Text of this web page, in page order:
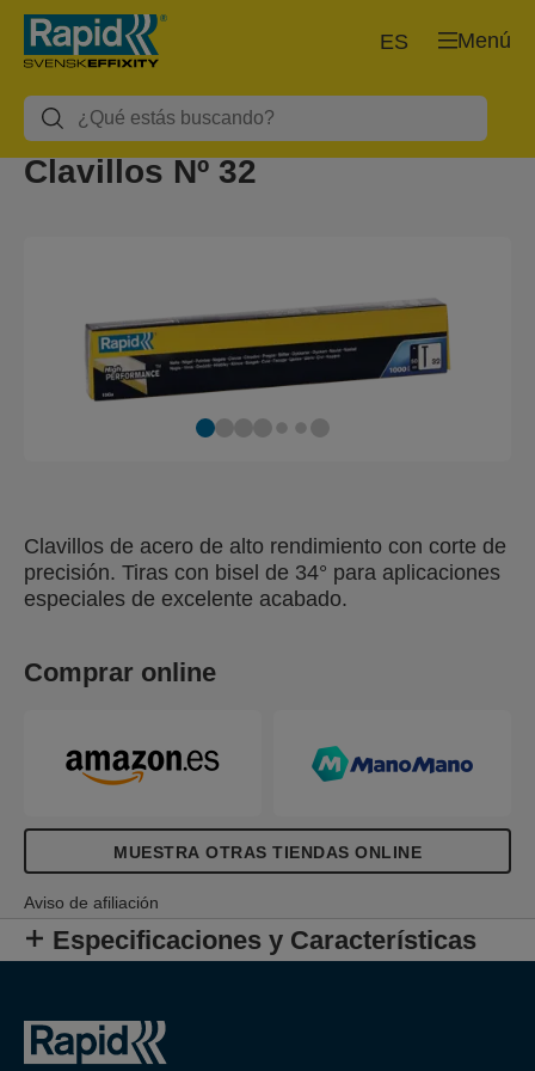
Menú
ES
Clavillos Nº 32
Clavillos de acero de alto rendimiento con corte de
precisión. Tiras con bisel de 34° para aplicaciones
especiales de excelente acabado.
Comprar online
MUESTRA OTRAS TIENDAS ONLINE
Aviso de afiliación
Especificaciones y Características